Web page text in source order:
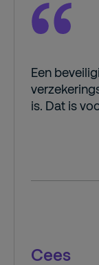
Een
is. Dat is
Cees